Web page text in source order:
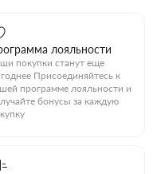
лояльности
покупки станут еще
Присоединяйтесь к
программе лояльности и
бонусы за каждую